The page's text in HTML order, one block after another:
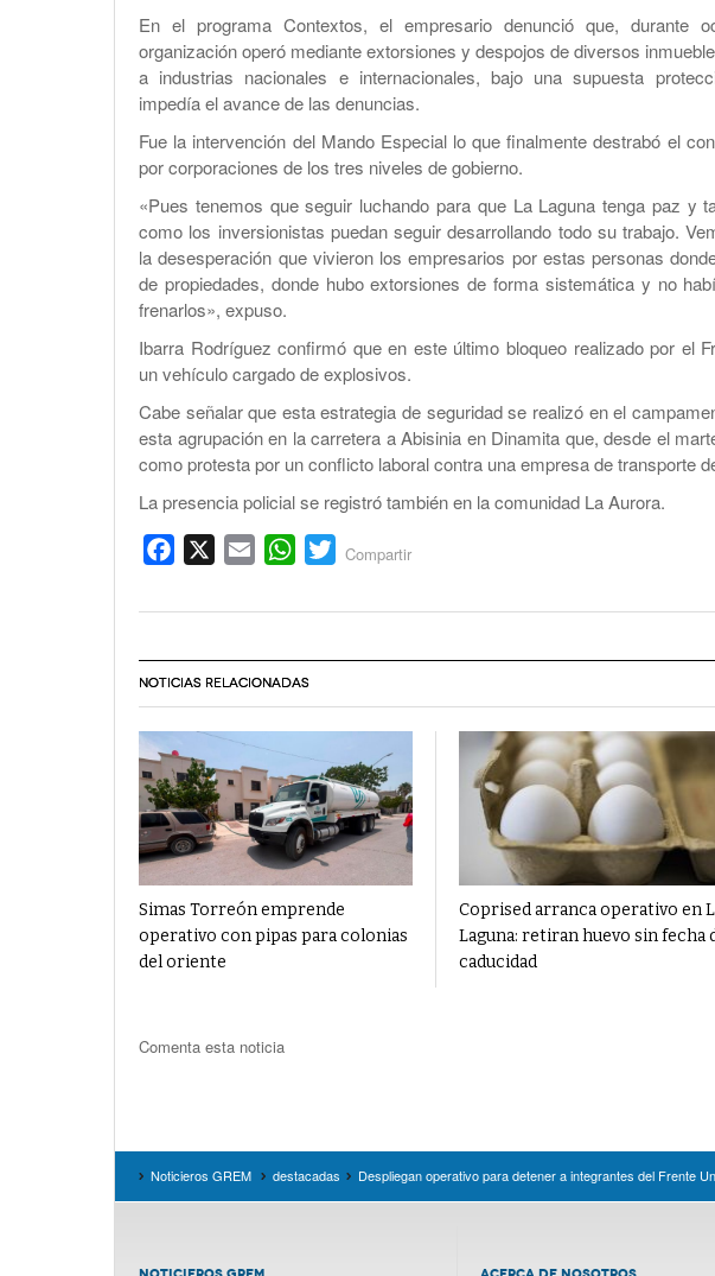
En el programa Contextos, el empresario denunció que, durante
organización operó mediante extorsiones y despojos de diversos
a industrias nacionales e internacionales, bajo una supuesta
impedía el avance de las denuncias.
Fue la intervención del Mando Especial lo que finalmente destrabó el
por corporaciones de los tres niveles de gobierno.
«Pues tenemos que seguir luchando para que La Laguna tenga paz y
como los inversionistas puedan seguir desarrollando todo su trabajo.
la desesperación que vivieron los empresarios por estas personas
de propiedades, donde hubo extorsiones de forma sistemática y no
frenarlos», expuso.
Ibarra Rodríguez confirmó que en este último bloqueo realizado por el
un vehículo cargado de explosivos.
Cabe señalar que esta estrategia de seguridad se realizó en el
esta agrupación en la carretera a Abisinia en Dinamita que, desde el
como protesta por un conflicto laboral contra una empresa de transporte
La presencia policial se registró también en la comunidad La Aurora.
Facebook Email WhatsApp
Twitter
Compartir
NOTICIAS RELACIONADAS
Simas Torreón emprende
operativo con pipas para colonias
del oriente
Coprised arranca operativo en
Laguna: retiran huevo sin fecha
caducidad
Comenta esta noticia
Noticieros GREM destacadas Despliegan operativo para detener a integrantes del Frente